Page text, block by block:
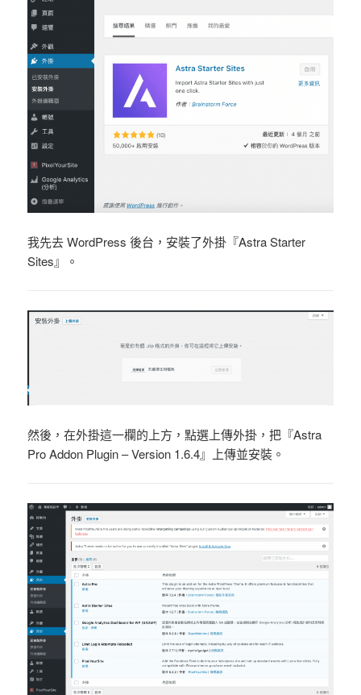
我先去 WordPress 後台，安裝了外掛『Astra Starter
Sites』。
然後，在外掛這一欄的上方，點選上傳外掛，把『Astra
Pro Addon Plugin – Version 1.6.4』上傳並安裝。